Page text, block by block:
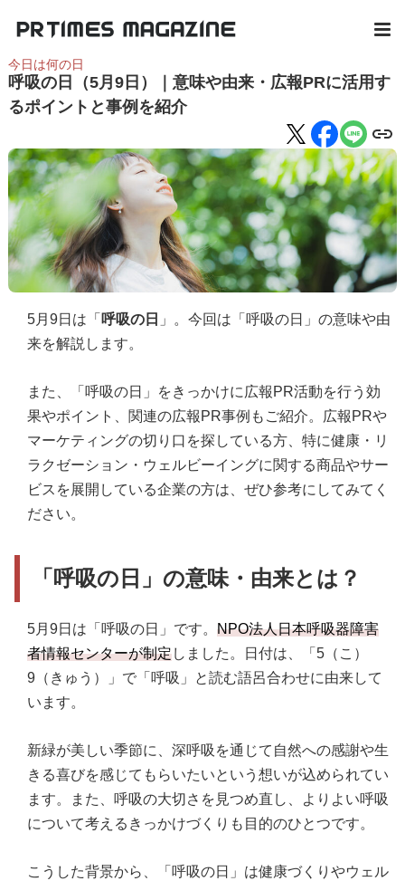
今日は何の日
呼吸の日（5月9日）｜意味や由来・広報PRに活用す
るポイントと事例を紹介
5月9日は「 呼吸の日 」。今回は「呼吸の日」の意味や由
来を解説します。
また、「呼吸の日」をきっかけに広報PR活動を行う効
果やポイント、関連の広報PR事例もご紹介。広報PRや
マーケティングの切り口を探している方、特に健康・リ
ラクゼーション・ウェルビーイングに関する商品やサー
ビスを展開している企業の方は、ぜひ参考にしてみてく
ださい。
「呼吸の日」の意味・由来とは？
5月9日は「呼吸の日」です。 NPO法人日本呼吸器障害
者情報センターが制定しました。日付は、「5（こ）
9（きゅう）」で「呼吸」と読む語呂合わせに由来して
います。
新緑が美しい季節に、深呼吸を通じて自然への感謝や生
きる喜びを感じてもらいたいという想いが込められてい
ます。また、呼吸の大切さを見つめ直し、よりよい呼吸
について考えるきっかけづくりも目的のひとつです。
こうした背景から、「呼吸の日」は健康づくりやウェル